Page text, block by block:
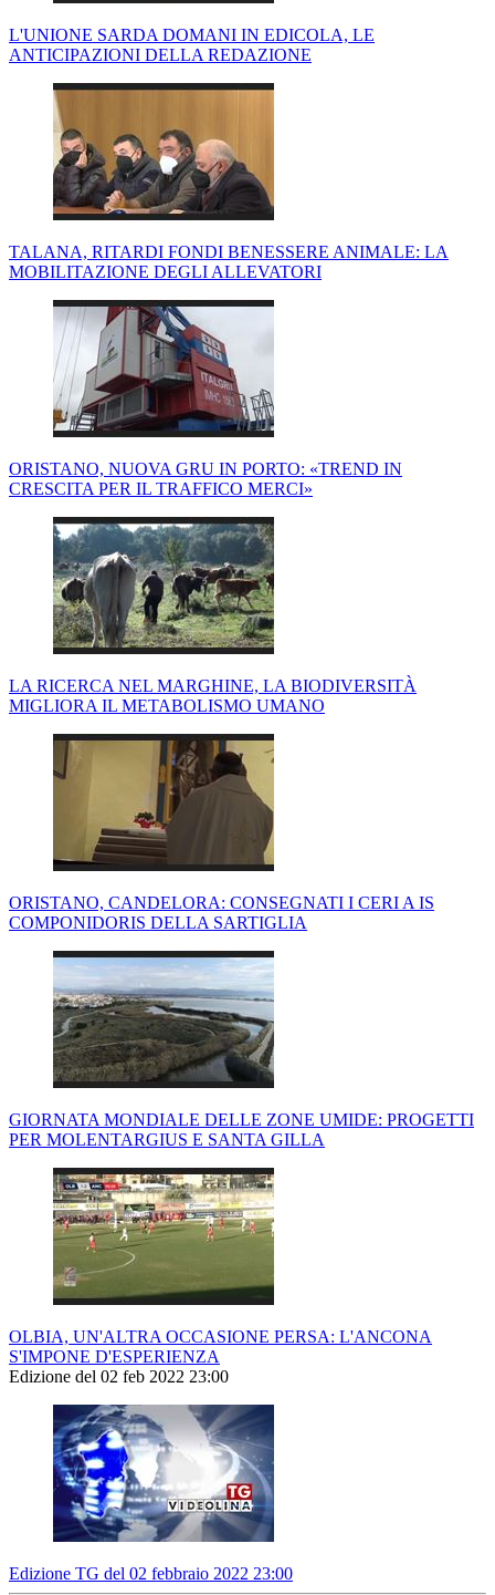
L'UNIONE SARDA DOMANI IN EDICOLA, LE
ANTICIPAZIONI DELLA REDAZIONE
TALANA, RITARDI FONDI BENESSERE ANIMALE: LA
MOBILITAZIONE DEGLI ALLEVATORI
ORISTANO, NUOVA GRU IN PORTO: «TREND IN
CRESCITA PER IL TRAFFICO MERCI»
LA RICERCA NEL MARGHINE, LA BIODIVERSITÀ
MIGLIORA IL METABOLISMO UMANO
ORISTANO, CANDELORA: CONSEGNATI I CERI A IS
COMPONIDORIS DELLA SARTIGLIA
GIORNATA MONDIALE DELLE ZONE UMIDE: PROGETTI
PER MOLENTARGIUS E SANTA GILLA
OLBIA, UN'ALTRA OCCASIONE PERSA: L'ANCONA
S'IMPONE D'ESPERIENZA
Edizione del 02 feb 2022 23:00
Edizione TG del 02 febbraio 2022 23:00